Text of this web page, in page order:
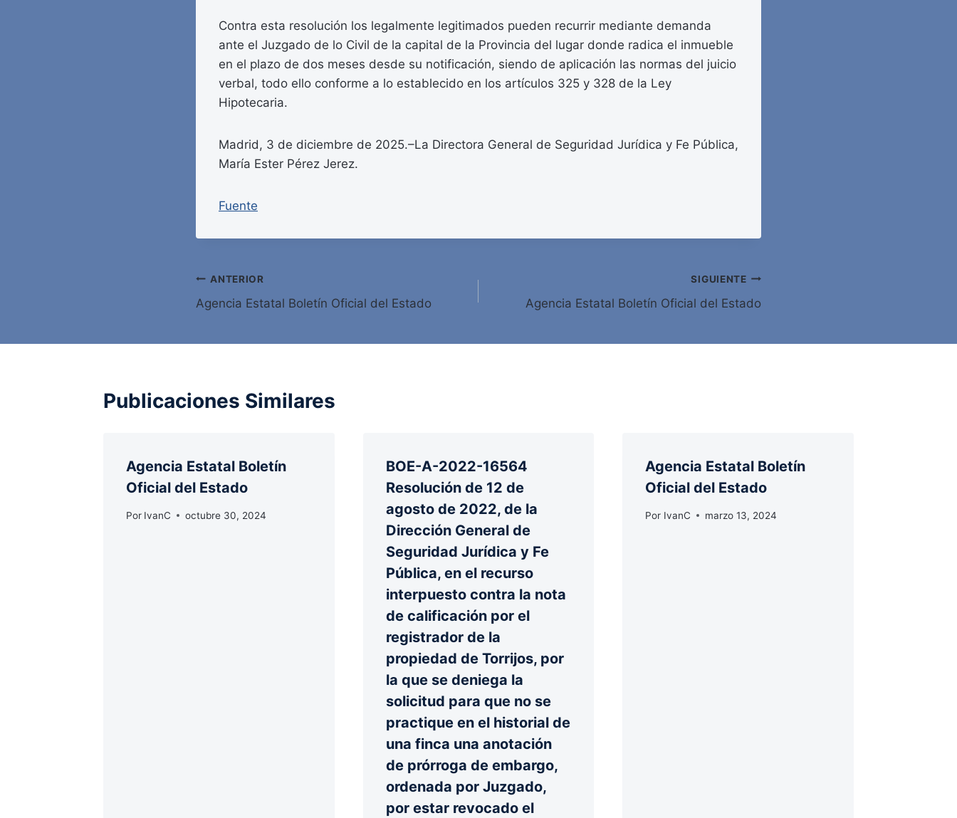
Contra esta resolución los legalmente legitimados pueden recurrir mediante demanda
ante el Juzgado de lo Civil de la capital de la Provincia del lugar donde radica el inmueble
en el plazo de dos meses desde su notificación, siendo de aplicación las normas del juicio
verbal, todo ello conforme a lo establecido en los artículos 325 y 328 de la Ley
Hipotecaria.
Madrid, 3 de diciembre de 2025.–La Directora General de Seguridad Jurídica y Fe Pública,
María Ester Pérez Jerez.
Fuente
Navegación
de
entradas
ANTERIOR
Agencia Estatal Boletín Oficial del Estado
SIGUIENTE
Agencia Estatal Boletín Oficial del Estado
Publicaciones Similares
Agencia Estatal Boletín
Oficial del Estado
Por IvanC octubre 30, 2024
BOE-A-2022-16564
Resolución de 12 de
agosto de 2022, de la
Dirección General de
Seguridad Jurídica y Fe
Pública, en el recurso
interpuesto contra la nota
de calificación por el
registrador de la
propiedad de Torrijos, por
la que se deniega la
solicitud para que no se
practique en el historial de
una finca una anotación
de prórroga de embargo,
ordenada por Juzgado,
por estar revocado el
Agencia Estatal Boletín
Oficial del Estado
Por IvanC marzo 13, 2024